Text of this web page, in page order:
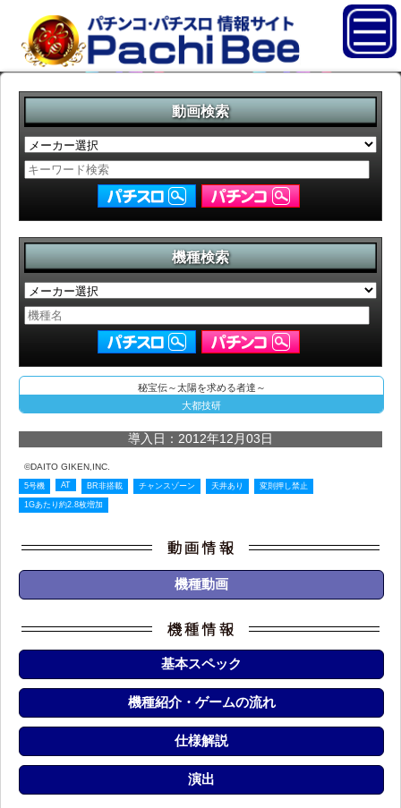
動画検索
機種検索
秘宝伝～太陽を求める者達～
大都技研
導入日：2012年12月03日
©DAITO GIKEN,INC.
5号機 AT BR非搭載 チャンスゾーン 天井あり 変則押し禁止
1Gあたり約2.8枚増加
機種動画
基本スペック
機種紹介・ゲームの流れ
仕様解説
演出